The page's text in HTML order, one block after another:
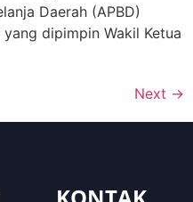
Daerah (APBD)
dipimpin Wakil Ketua
Next →